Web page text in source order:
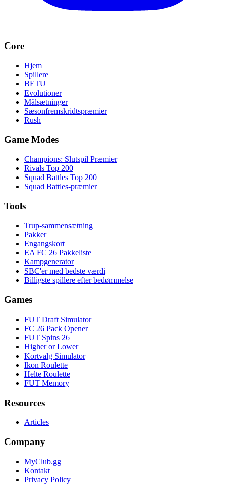
Core
Hjem
Spillere
BETU
Evolutioner
Målsætninger
Sæsonfremskridtspræmier
Rush
Game Modes
Champions: Slutspil Præmier
Rivals Top 200
Squad Battles Top 200
Squad Battles-præmier
Tools
Trup-sammensætning
Pakker
Engangskort
EA FC 26 Pakkeliste
Kampgenerator
SBC'er med bedste værdi
Billigste spillere efter bedømmelse
Games
FUT Draft Simulator
FC 26 Pack Opener
FUT Spins 26
Higher or Lower
Kortvalg Simulator
Ikon Roulette
Helte Roulette
FUT Memory
Resources
Articles
Company
MyClub.gg
Kontakt
Privacy Policy